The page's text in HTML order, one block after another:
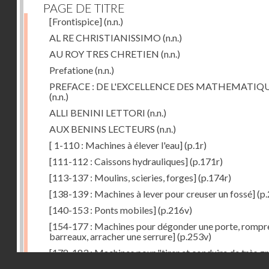
PAGE DE TITRE
[Frontispice](n.n.)
AL RE CHRISTIANISSIMO (n.n.)
AU ROY TRES CHRETIEN (n.n.)
Prefatione(n.n.)
PREFACE : DE L'EXCELLENCE DES
(n.n.)
ALLI BENINI LETTORI (n.n.)
AUX BENINS LECTEURS (n.n.)
[ 1-110 : Machines à élever l'eau](p.1r)
[111-112 : Caissons hydrauliques](p.171r)
[113-137 : Moulins, scieries, forges](p.174r)
[138-139 : Machines à lever pour creuser un fossé]
[140-153 : Ponts mobiles](p.216v)
[154-177 : Machines pour dégonder une porte,
barreaux, arracher une serrure](p.253v)
[178-183 : Machines pour "tirer et conduire de très